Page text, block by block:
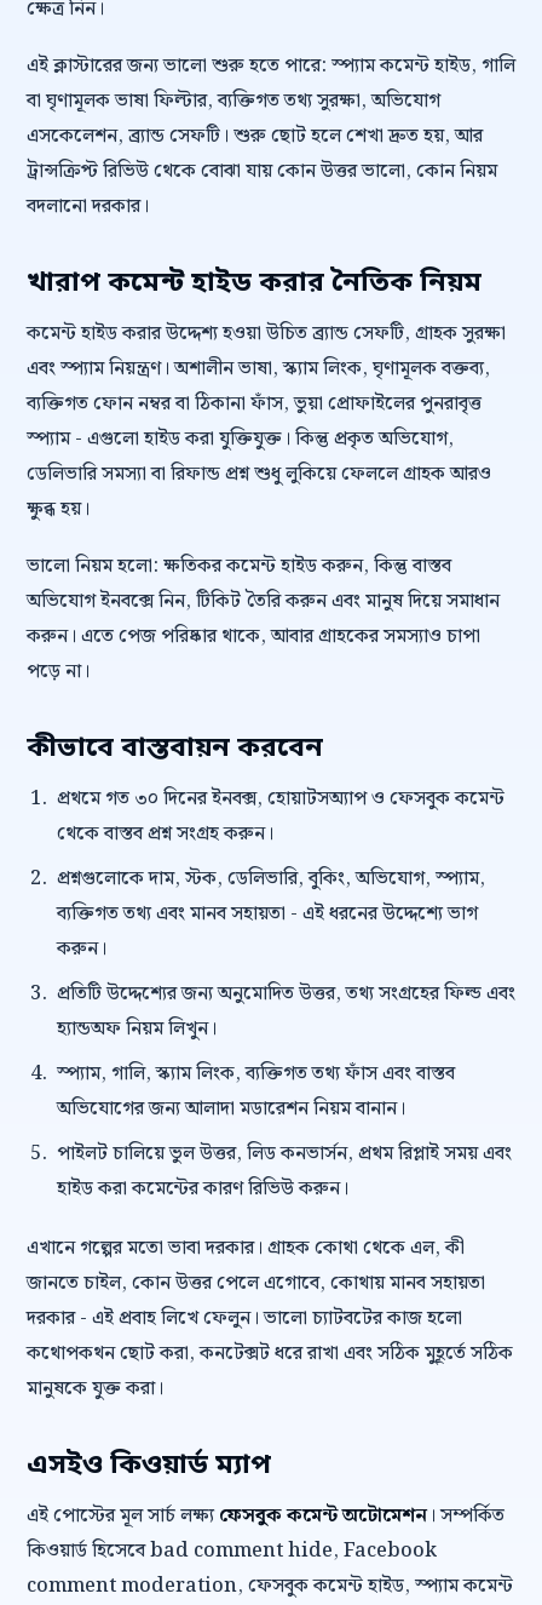
ক্ষেত্র নিন।
এই ক্লাস্টারের জন্য ভালো শুরু হতে পারে: স্প্যাম কমেন্ট হাইড, গালি
বা ঘৃণামূলক ভাষা ফিল্টার, ব্যক্তিগত তথ্য সুরক্ষা, অভিযোগ
এসকেলেশন, ব্র্যান্ড সেফটি। শুরু ছোট হলে শেখা দ্রুত হয়, আর
ট্রান্সক্রিপ্ট রিভিউ থেকে বোঝা যায় কোন উত্তর ভালো, কোন নিয়ম
বদলানো দরকার।
খারাপ কমেন্ট হাইড করার নৈতিক নিয়ম
কমেন্ট হাইড করার উদ্দেশ্য হওয়া উচিত ব্র্যান্ড সেফটি, গ্রাহক সুরক্ষা
এবং স্প্যাম নিয়ন্ত্রণ। অশালীন ভাষা, স্ক্যাম লিংক, ঘৃণামূলক বক্তব্য,
ব্যক্তিগত ফোন নম্বর বা ঠিকানা ফাঁস, ভুয়া প্রোফাইলের পুনরাবৃত্ত
স্প্যাম - এগুলো হাইড করা যুক্তিযুক্ত। কিন্তু প্রকৃত অভিযোগ,
ডেলিভারি সমস্যা বা রিফান্ড প্রশ্ন শুধু লুকিয়ে ফেললে গ্রাহক আরও
ক্ষুব্ধ হয়।
ভালো নিয়ম হলো: ক্ষতিকর কমেন্ট হাইড করুন, কিন্তু বাস্তব
অভিযোগ ইনবক্সে নিন, টিকিট তৈরি করুন এবং মানুষ দিয়ে সমাধান
করুন। এতে পেজ পরিষ্কার থাকে, আবার গ্রাহকের সমস্যাও চাপা
পড়ে না।
কীভাবে বাস্তবায়ন করবেন
প্রথমে গত ৩০ দিনের ইনবক্স, হোয়াটসঅ্যাপ ও ফেসবুক কমেন্ট
থেকে বাস্তব প্রশ্ন সংগ্রহ করুন।
প্রশ্নগুলোকে দাম, স্টক, ডেলিভারি, বুকিং, অভিযোগ, স্প্যাম,
ব্যক্তিগত তথ্য এবং মানব সহায়তা - এই ধরনের উদ্দেশ্যে ভাগ
করুন।
প্রতিটি উদ্দেশ্যের জন্য অনুমোদিত উত্তর, তথ্য সংগ্রহের ফিল্ড এবং
হ্যান্ডঅফ নিয়ম লিখুন।
স্প্যাম, গালি, স্ক্যাম লিংক, ব্যক্তিগত তথ্য ফাঁস এবং বাস্তব
অভিযোগের জন্য আলাদা মডারেশন নিয়ম বানান।
পাইলট চালিয়ে ভুল উত্তর, লিড কনভার্সন, প্রথম রিপ্লাই সময় এবং
হাইড করা কমেন্টের কারণ রিভিউ করুন।
এখানে গল্পের মতো ভাবা দরকার। গ্রাহক কোথা থেকে এল, কী
জানতে চাইল, কোন উত্তর পেলে এগোবে, কোথায় মানব সহায়তা
দরকার - এই প্রবাহ লিখে ফেলুন। ভালো চ্যাটবটের কাজ হলো
কথোপকথন ছোট করা, কনটেক্সট ধরে রাখা এবং সঠিক মুহূর্তে সঠিক
মানুষকে যুক্ত করা।
এসইও কিওয়ার্ড ম্যাপ
এই পোস্টের মূল সার্চ লক্ষ্যফেসবুক কমেন্ট অটোমেশন। সম্পর্কিত
কিওয়ার্ড হিসেবে bad comment hide, Facebook
comment moderation, ফেসবুক কমেন্ট হাইড, স্প্যাম কমেন্ট